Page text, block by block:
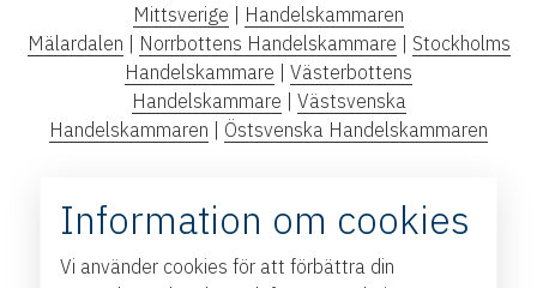
Mittsverige | Handelskammaren
Mälardalen | Norrbottens Handelskammare | Stockholms
Handelskammare | Västerbottens
Handelskammare | Västsvenska
Handelskammaren | Östsvenska Handelskammaren
Information om cookies
Vi använder cookies för att förbättra din